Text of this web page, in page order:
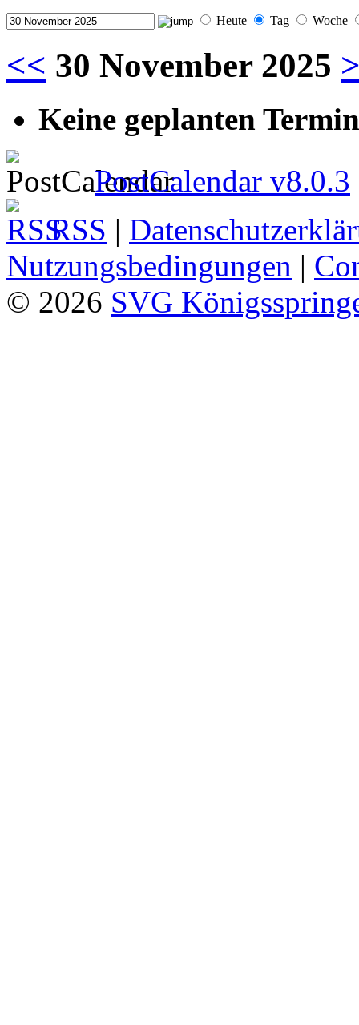
Heute Tag Woche
<< 30 November 2025
Keine geplanten
PostCalendar v8.0.3
RSS |
Nutzungsbedingungen |
© 2026 SVG